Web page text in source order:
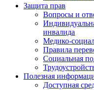
Защита прав
Вопросы и
инвалида
Медико-
Правила
Социальная
Полезная
Доступная